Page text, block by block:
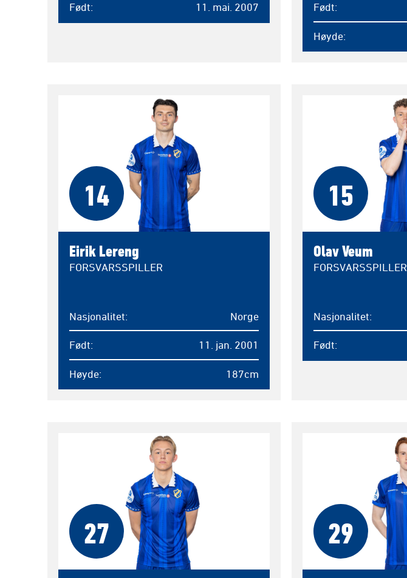
Født 11. mai. 2007 Født
Høyde
14
Eirik Lereng
FORSVARSSPILLER
Nasjonalitet Norge
Født 11. jan. 2001
Høyde 187cm
15
Olav Veum
FORSVARSSPILLER
Nasjonalitet
Født
27 29